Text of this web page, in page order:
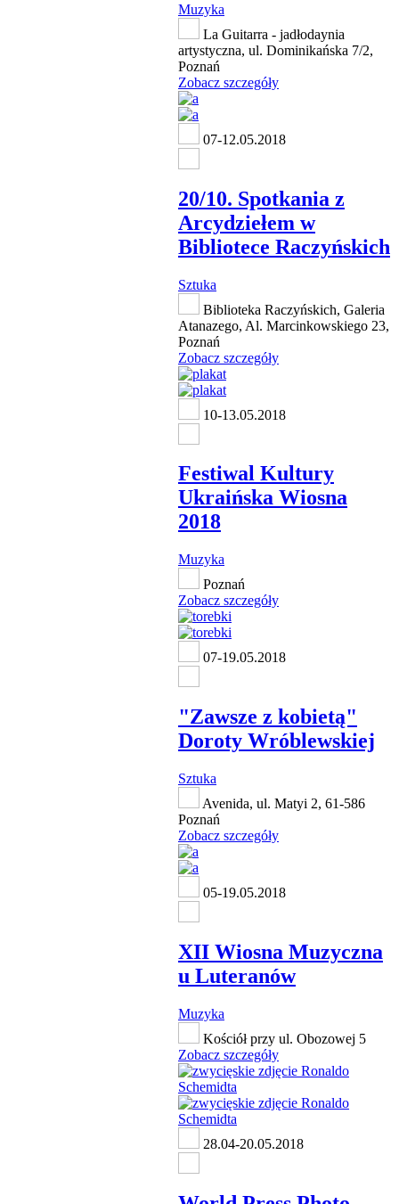
Muzyka
La Guitarra - jadłodaynia
artystyczna, ul. Dominikańska 7/2,
Poznań
Zobacz szczegóły
07-12.05.2018
20/10. Spotkania z
Arcydziełem w
Bibliotece Raczyńskich
Sztuka
Biblioteka Raczyńskich, Galeria
Atanazego, Al. Marcinkowskiego 23,
Poznań
Zobacz szczegóły
10-13.05.2018
Festiwal Kultury
Ukraińska Wiosna
2018
Muzyka
Poznań
Zobacz szczegóły
07-19.05.2018
"Zawsze z kobietą"
Doroty Wróblewskiej
Sztuka
Avenida, ul. Matyi 2, 61-586
Poznań
Zobacz szczegóły
05-19.05.2018
XII Wiosna Muzyczna
u Luteranów
Muzyka
Kościół przy ul. Obozowej 5
Zobacz szczegóły
28.04-20.05.2018